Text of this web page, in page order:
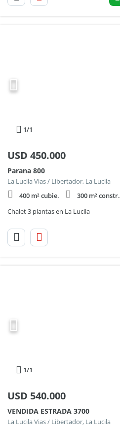
1/1
USD 450.000
Parana 800
La Lucila Vias / Libertador, La Lucila
400 m² cubie.
300 m² constr.
Chalet 3 plantas en La Lucila
1/1
USD 540.000
VENDIDA ESTRADA 3700
La Lucila Vias / Libertador, La Lucila